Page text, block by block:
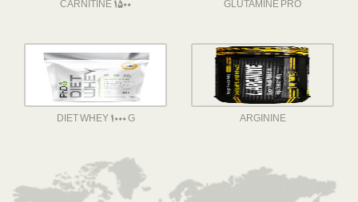
GLUTAMINE PRO
CARNITINE 1500
ARGININE
DIET WHEY 1000 G